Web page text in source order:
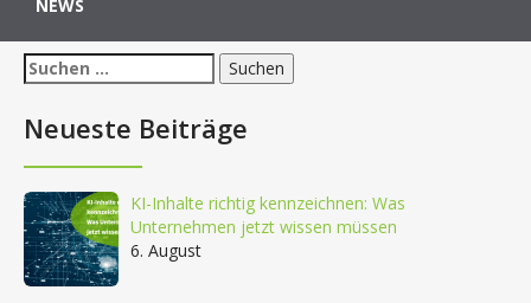
NEWS
Suchen
nach:
Neueste Beiträge
KI-Inhalte richtig kennzeichnen: Was
Unternehmen jetzt wissen müssen
6. August